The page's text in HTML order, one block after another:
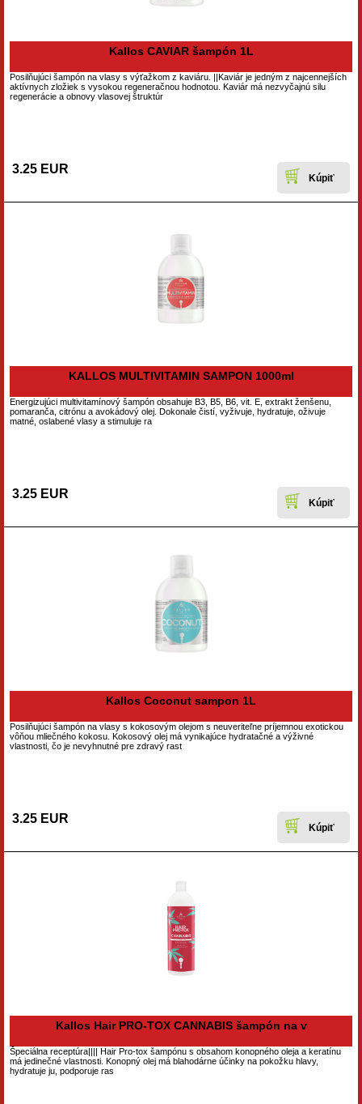
Kallos CAVIAR šampón 1L
Posilňujúci šampón na vlasy s výťažkom z kaviáru. ||Kaviár je jedným z najcennejších
aktívnych zložiek s vysokou regeneračnou hodnotou. Kaviár má nezvyčajnú silu
regenerácie a obnovy vlasovej štruktúr
3.25 EUR
KALLOS MULTIVITAMIN SAMPON 1000ml
Energizujúci multivitamínový šampón obsahuje B3, B5, B6, vit. E, extrakt ženšenu,
pomaranča, citrónu a avokádový olej. Dokonale čistí, vyživuje, hydratuje, oživuje
matné, oslabené vlasy a stimuluje ra
3.25 EUR
Kallos Coconut sampon 1L
Posilňujúci šampón na vlasy s kokosovým olejom s neuveriteľne príjemnou exotickou
vôňou mliečného kokosu. Kokosový olej má vynikajúce hydratačné a výživné
vlastnosti, čo je nevyhnutné pre zdravý rast
3.25 EUR
Kallos Hair PRO-TOX CANNABIS šampón na v
Špeciálna receptúra​||​|| Hair Pro-tox šampónu s obsahom konopného oleja a keratínu
má jedinečné vlastnosti. Konopný olej má blahodárne účinky na pokožku hlavy,
hydratuje ju, podporuje ras